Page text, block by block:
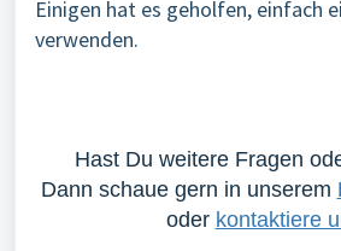
Einigen hat es geholfen, einfach
verwenden.
Hast Du weitere Fragen
Dann schaue gern in unserem
oder kontaktiere